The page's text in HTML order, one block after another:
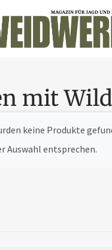
mit
keine Produkte
Auswahl entsprechen.